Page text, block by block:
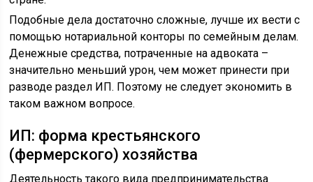
Подобные дела достаточно сложные, лучше их вести с
помощью нотариальной конторы по семейным делам.
Денежные средства, потраченные на адвоката –
значительно меньший урон, чем может принести при
разводе раздел ИП. Поэтому не следует экономить в
таком важном вопросе.
ИП: форма крестьянского
(фермерского) хозяйства
Деятельность такого вида предпринимательства